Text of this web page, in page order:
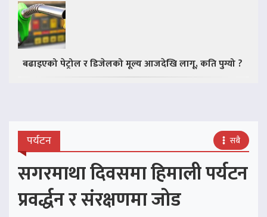
बढाइएको पेट्रोल र डिजेलको मूल्य आजदेखि लागू, कति पुग्यो ?
पर्यटन सबै
सगरमाथा दिवसमा हिमाली पर्यटन
प्रवर्द्धन र संरक्षणमा जोड